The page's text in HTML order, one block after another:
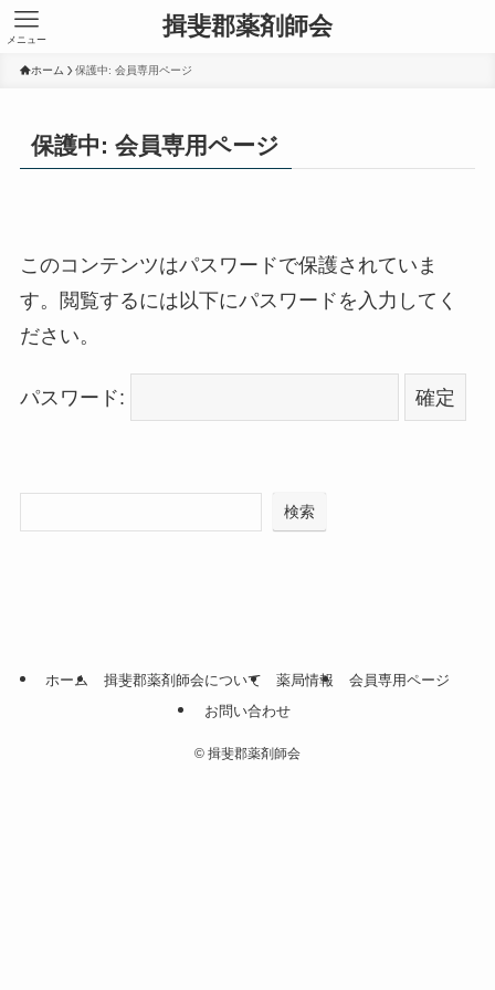
揖斐郡薬剤師会
メニュー
ホーム 保護中: 会員専用ページ
保護中: 会員専用ページ
このコンテンツはパスワードで保護されていま
す。閲覧するには以下にパスワードを入力してく
ださい。
パスワード:
検索
ホーム 揖斐郡薬剤師会について 薬局情報
会員専用ページ
お問い合わせ
© 揖斐郡薬剤師会